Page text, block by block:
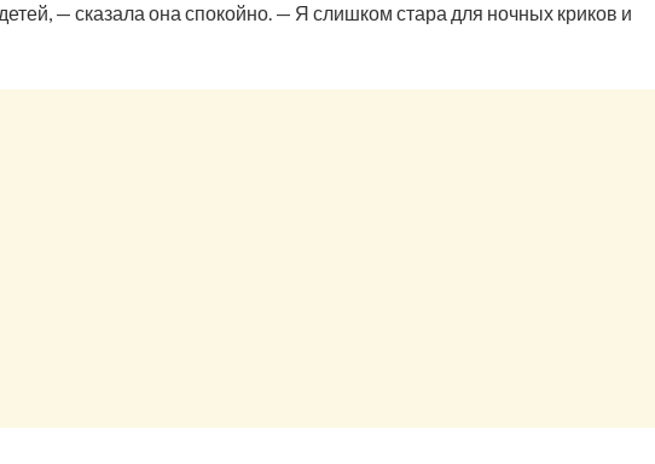
— сказала она спокойно. — Я слишком стара для ночных криков и